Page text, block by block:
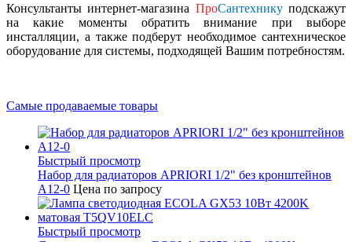
Консультанты интернет-магазина ПроСантехникуподскажут
на какие моменты обратить внимание при выборе
инсталляции, а также подберут необходимое сантехническое
оборудование для системы, подходящей Вашим потребностям.
Самые продаваемые товары
Быстрый просмотр
Набор для радиаторов APRIORI 1/2" без кронштейнов
A12-0 Цена по запросу
Быстрый просмотр